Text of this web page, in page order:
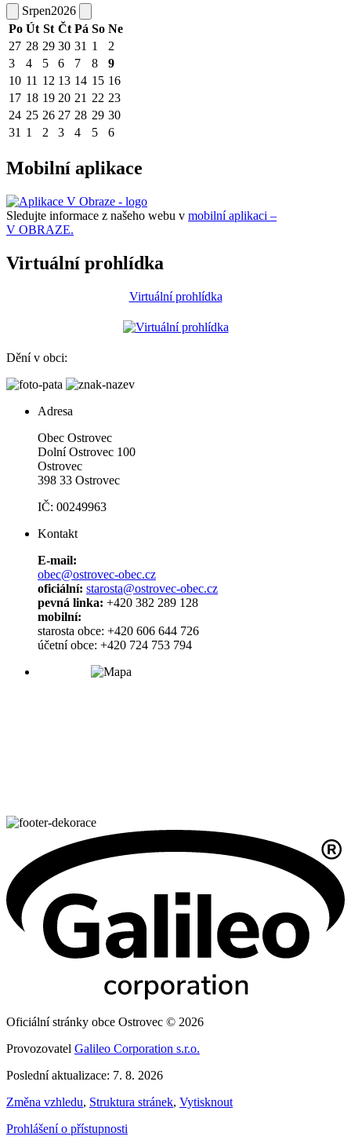
Srpen2026
Po Út St Čt Pá So Ne
27 28 29 30 31 1
2
3
4 5 6 7 8
9
10 11 12 13 14 15 16
17 18 19 20 21 22 23
24 25 26 27 28 29 30
31 1 2 3 4 5 6
Mobilní aplikace
Sledujte informace z našeho webu v mobilní aplikaci –
V OBRAZE.
Virtuální prohlídka
Virtuální prohlídka
Dění v obci:
Adresa
Obec Ostrovec
Dolní Ostrovec 100
Ostrovec
398 33 Ostrovec
IČ: 00249963
Kontakt
E-mail:
obec@ostrovec-obec.cz
oficiální: starosta@ostrovec-obec.cz
pevná linka: +420 382 289 128
mobilní:
starosta obce: +420 606 644 726
účetní obce: +420 724 753 794
Oficiální stránky obce Ostrovec © 2026
Provozovatel Galileo Corporation s.r.o.
Poslední aktualizace: 7. 8. 2026
Změna vzhledu, Struktura stránek, Vytisknout
Prohlášení o přístupnosti